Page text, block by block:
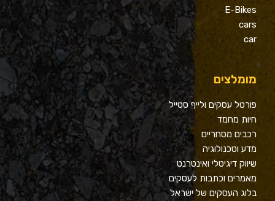
E-Bikes
cars
car
מומלצים
פורטל עסקים ולייף סטייל
חיות מחמד
רכבים מסחריים
מדע וטכנולוגיה
שיווק דיגיטלי ואינטרנט
מאמרים וכתבות לעסקים
בלוג העסקים של ישראל